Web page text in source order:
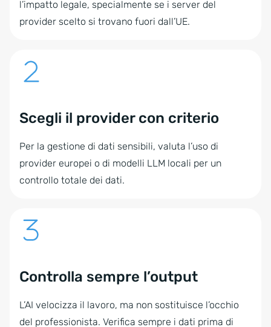
l’impatto legale, specialmente se i server del
provider scelto si trovano fuori dall’UE.
Scegli il provider con criterio
Per la gestione di dati sensibili, valuta l’uso di
provider europei o di modelli LLM locali per un
controllo totale dei dati.
Controlla sempre l’output
L’AI velocizza il lavoro, ma non sostituisce l’occhio
del professionista. Verifica sempre i dati prima di